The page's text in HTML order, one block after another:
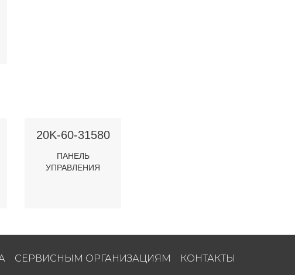
20K-60-31580
ПАНЕЛЬ
УПРАВЛЕНИЯ
СЕРВИСНЫМ ОРГАНИЗАЦИЯМ КОНТАКТЫ